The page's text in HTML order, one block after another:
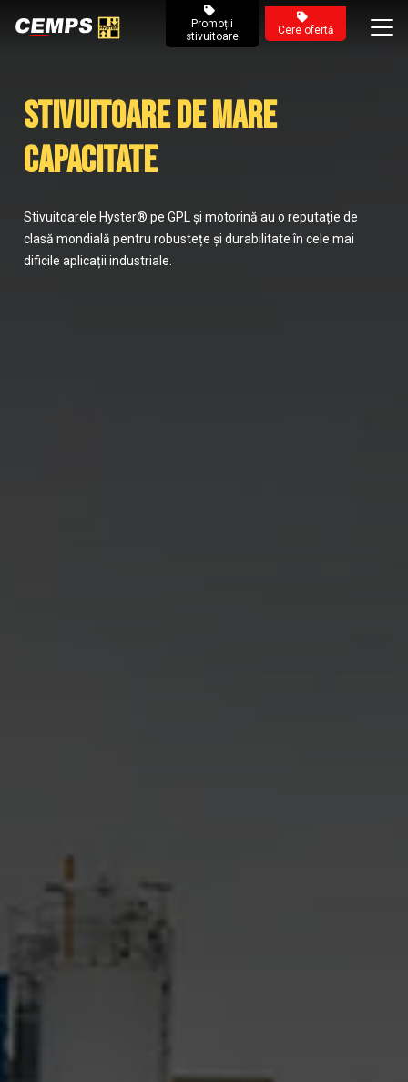
Promoții
stivuitoare
Cere ofertă
Stivuitoare de mare
capacitate
Stivuitoarele Hyster® pe GPL și motorină au o reputație de
clasă mondială pentru robustețe și durabilitate în cele mai
dificile aplicații industriale.